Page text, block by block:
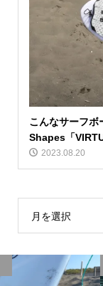
こんなサーフ
Shapes「
2023.08.20
月を選択